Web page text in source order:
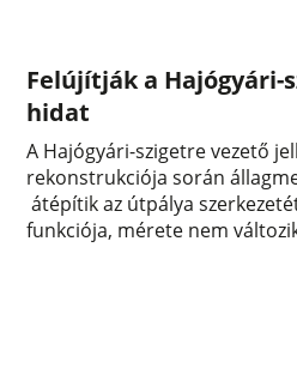
Felújítják a Hajógyári-
hidat
A Hajógyári-szigetre vezető
rekonstrukciója során
átépítik az útpálya
funkciója, mérete nem